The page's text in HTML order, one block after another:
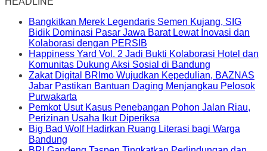
Bangkitkan Merek Legendaris Semen Kujang, SIG
Bidik Dominasi Pasar Jawa Barat Lewat Inovasi dan
Kolaborasi dengan PERSIB
Happiness Yard Vol. 2 Jadi Bukti Kolaborasi Hotel dan
Komunitas Dukung Aksi Sosial di Bandung
Zakat Digital BRImo Wujudkan Kepedulian, BAZNAS
Jabar Pastikan Bantuan Daging Menjangkau Pelosok
Purwakarta
Pemkot Usut Kasus Penebangan Pohon Jalan Riau,
Perizinan Usaha Ikut Diperiksa
Big Bad Wolf Hadirkan Ruang Literasi bagi Warga
Bandung